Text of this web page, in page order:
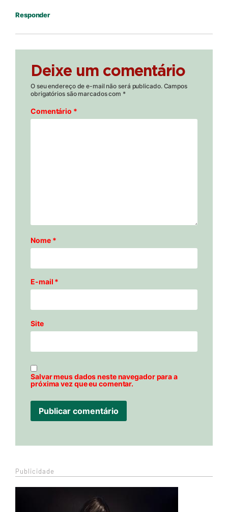
Responder
Deixe um comentário
O seu endereço de e-mail não será publicado. Campos
obrigatórios são marcados com *
Comentário *
Nome *
E-mail *
Site
Salvar meus dados neste navegador para a
próxima vez que eu comentar.
Publicidade